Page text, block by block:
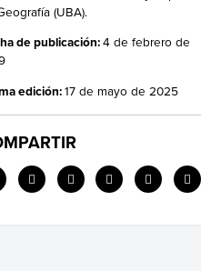
(UBA).
de publicación:4 de febrero de
edición:17 de mayo de 2025